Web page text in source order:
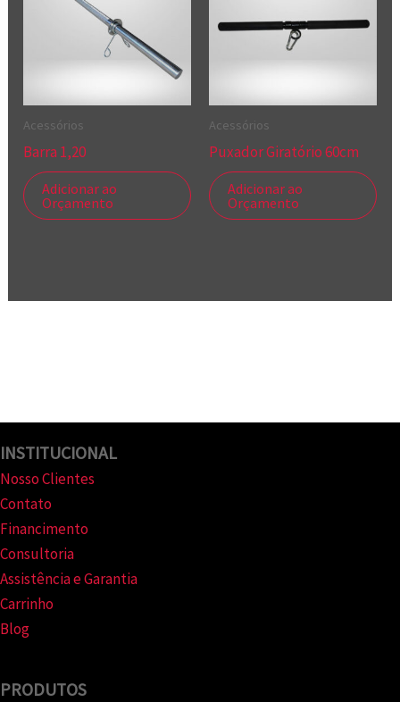
Acessórios
Barra 1,20
Adicionar ao
Orçamento
Acessórios
Puxador Giratório 60cm
Adicionar ao
Orçamento
INSTITUCIONAL
Nosso Clientes
Contato
Financimento
Consultoria
Assistência e Garantia
Carrinho
Blog
PRODUTOS